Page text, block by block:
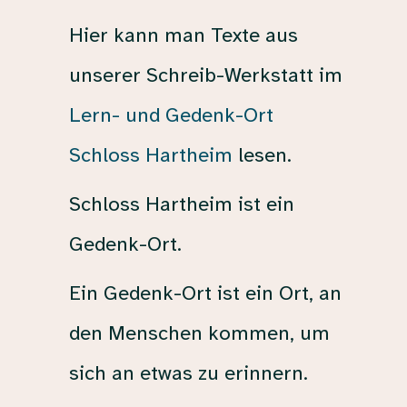
Hier kann man Texte aus
unserer Schreib-Werkstatt im
Lern- und Gedenk-Ort
Schloss Hartheim lesen.
Schloss Hartheim ist ein
Gedenk-Ort.
Ein Gedenk-Ort ist ein Ort, an
den Menschen kommen, um
sich an etwas zu erinnern.